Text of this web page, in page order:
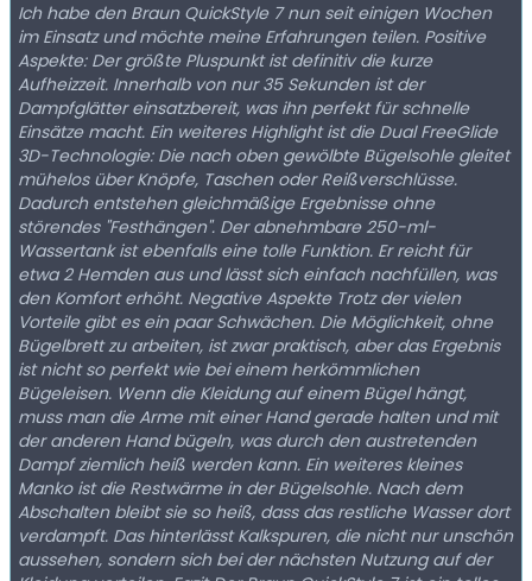
Ich habe den Braun QuickStyle 7 nun seit einigen Wochen
im Einsatz und möchte meine Erfahrungen teilen. Positive
Aspekte: Der größte Pluspunkt ist definitiv die kurze
Aufheizzeit. Innerhalb von nur 35 Sekunden ist der
Dampfglätter einsatzbereit, was ihn perfekt für schnelle
Einsätze macht. Ein weiteres Highlight ist die Dual FreeGlide
3D-Technologie: Die nach oben gewölbte Bügelsohle gleitet
mühelos über Knöpfe, Taschen oder Reißverschlüsse.
Dadurch entstehen gleichmäßige Ergebnisse ohne
störendes "Festhängen". Der abnehmbare 250-ml-
Wassertank ist ebenfalls eine tolle Funktion. Er reicht für
etwa 2 Hemden aus und lässt sich einfach nachfüllen, was
den Komfort erhöht. Negative Aspekte Trotz der vielen
Vorteile gibt es ein paar Schwächen. Die Möglichkeit, ohne
Bügelbrett zu arbeiten, ist zwar praktisch, aber das Ergebnis
ist nicht so perfekt wie bei einem herkömmlichen
Bügeleisen. Wenn die Kleidung auf einem Bügel hängt,
muss man die Arme mit einer Hand gerade halten und mit
der anderen Hand bügeln, was durch den austretenden
Dampf ziemlich heiß werden kann. Ein weiteres kleines
Manko ist die Restwärme in der Bügelsohle. Nach dem
Abschalten bleibt sie so heiß, dass das restliche Wasser dort
verdampft. Das hinterlässt Kalkspuren, die nicht nur unschön
aussehen, sondern sich bei der nächsten Nutzung auf der